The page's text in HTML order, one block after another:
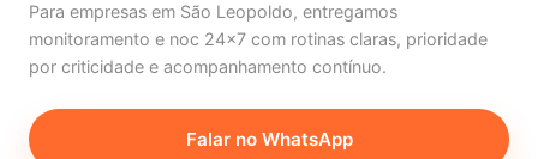
Para empresas em São Leopoldo, entregamos
monitoramento e noc 24×7 com rotinas claras, prioridade
por criticidade e acompanhamento contínuo.
Falar no WhatsApp